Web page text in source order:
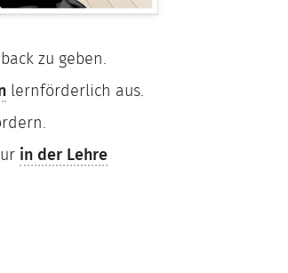
zu geben.
lernförderlich aus.
in der Lehre